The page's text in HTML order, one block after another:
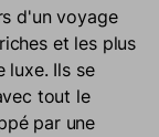
d'un voyage
et les plus
luxe. Ils se
tout le
par une